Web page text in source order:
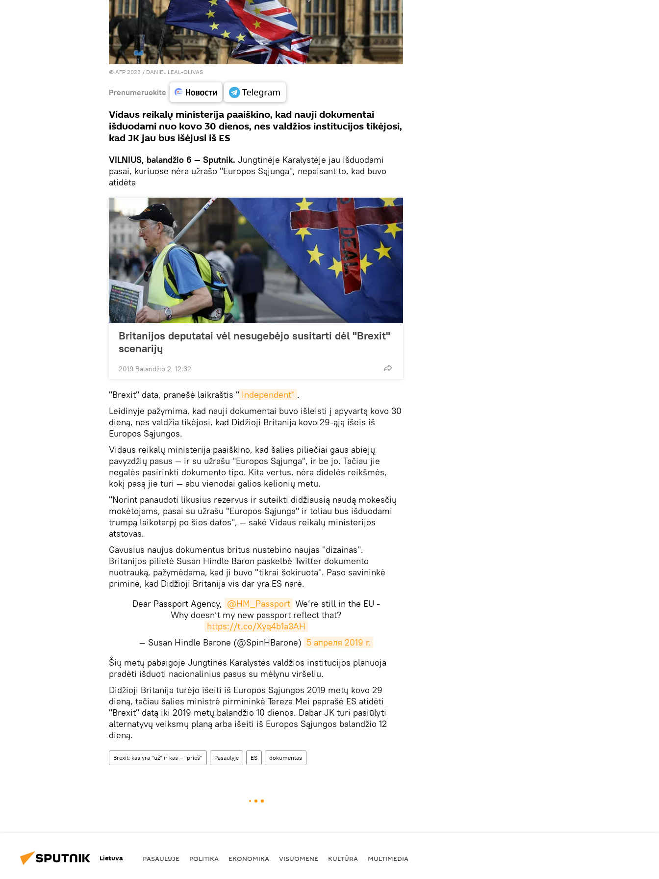
© AFP 2023 / DANIEL LEAL-OLIVAS
Prenumeruokite
Vidaus reikalų ministerija paaiškino, kad nauji dokumentai
išduodami nuo kovo 30 dienos, nes valdžios institucijos tikėjosi,
kad JK jau bus išėjusi iš ES
VILNIUS, balandžio 6 — Sputnik. Jungtinėje Karalystėje jau išduodami
pasai, kuriuose nėra užrašo "Europos Sąjunga", nepaisant to, kad buvo
atidėta
Britanijos deputatai vėl nesugebėjo susitarti dėl "Brexit"
scenarijų
2019 Balandžio 2, 12:32
"Brexit" data, pranešė laikraštis " Independent" .
Leidinyje pažymima, kad nauji dokumentai buvo išleisti į apyvartą kovo 30
dieną, nes valdžia tikėjosi, kad Didžioji Britanija kovo 29-ąją išeis iš
Europos Sąjungos.
Vidaus reikalų ministerija paaiškino, kad šalies piliečiai gaus abiejų
pavyzdžių pasus — ir su užrašu "Europos Sąjunga", ir be jo. Tačiau jie
negalės pasirinkti dokumento tipo. Kita vertus, nėra didelės reikšmės,
kokį pasą jie turi — abu vienodai galios kelionių metu.
"Norint panaudoti likusius rezervus ir suteikti didžiausią naudą mokesčių
mokėtojams, pasai su užrašu "Europos Sąjunga" ir toliau bus išduodami
trumpą laikotarpį po šios datos", — sakė Vidaus reikalų ministerijos
atstovas.
Gavusius naujus dokumentus britus nustebino naujas "dizainas".
Britanijos pilietė Susan Hindle Baron paskelbė Twitter dokumento
nuotrauką, pažymėdama, kad ji buvo "tikrai šokiruota". Paso savininkė
priminė, kad Didžioji Britanija vis dar yra ES narė.
Dear Passport Agency, @HM_Passport We’re still in the EU -
Why doesn’t my new passport reflect that?
https://t.co/Xyq4b1a3AH
— Susan Hindle Barone (@SpinHBarone) 5 апреля 2019 г.
​Šių metų pabaigoje Jungtinės Karalystės valdžios institucijos planuoja
pradėti išduoti nacionalinius pasus su mėlynu viršeliu.
Didžioji Britanija turėjo išeiti iš Europos Sąjungos 2019 metų kovo 29
dieną, tačiau šalies ministrė pirmininkė Tereza Mei paprašė ES atidėti
"Brexit" datą iki 2019 metų balandžio 10 dienos. Dabar JK turi pasiūlyti
alternatyvų veiksmų planą arba išeiti iš Europos Sąjungos balandžio 12
dieną.
Brexit: kas yra "už" ir kas – "prieš" Pasaulyje ES dokumentas
Lietuva PASAULYJE POLITIKA EKONOMIKA VISUOMENĖ KULTŪRA MULTIMEDIA